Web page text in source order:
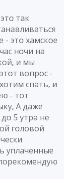
так
- это хамское
ночи на
и мы
вопрос -
спать, и
- тот
А даже
5 утра не
головой
уплаченные